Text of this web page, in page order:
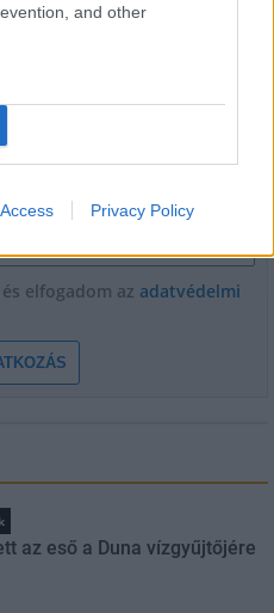
and other
Privacy Policy
elfogadom az adatvédelmi
az eső a Duna vízgyűjtőjére